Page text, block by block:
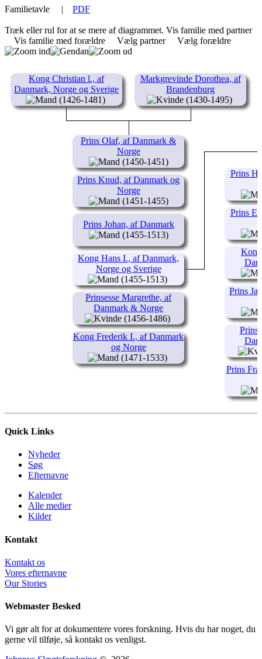
Familietavle | PDF
Træk eller rul for at se mere af diagrammet. Vis familie med partner
Vis familie med forældre
Vælg partner Vælg forældre
Kong Christian l., af
Danmark, Norge og Sverige
(1426-1481)
Markgrevinde Dorothea, af
Brandenburg
(1430-1495)
Prins Olaf, af Danmark &
Norge
(1450-1451)
Prins Knud, af Danmark og
Norge
(1451-1455)
Prins Johan, af Danmark
(1455-1513)
Prinsesse Margrethe, af
Danmark & Norge
(1456-1486)
Kong Frederik I., af Danmark
og Norge
(1471-1533)
Kong Hans I., af Danmark,
Norge og Sverige
(1455-1513)
Prins
Prins
Prins
Prins
Quick Links
Nyheder
Søg
Efternavne
Kalender
Alle medier
Kilder
Kontakt
Kontakt os
Vores efternavne
Our Stories
Webmaster Besked
Vi gør alt for at dokumentere vores forskning. Hvis du har noget, du
gerne vil tilføje, så kontakt os venligst.